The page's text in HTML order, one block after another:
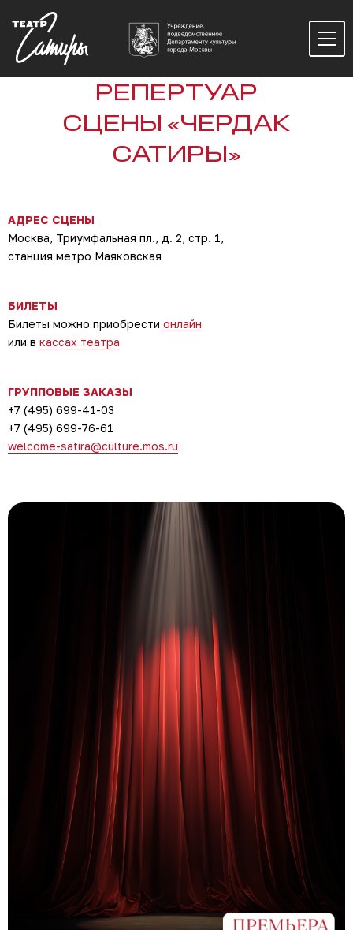
РЕПЕРТУАР
СЦЕНЫ «ЧЕРДАК
САТИРЫ»
АДРЕС СЦЕНЫ
Москва, Триумфальная пл., д. 2, стр. 1,
станция метро Маяковская
БИЛЕТЫ
Билеты можно приобрести онлайн
или в кассах театра
ГРУППОВЫЕ ЗАКАЗЫ
+7 (495) 699-41-03
+7 (495) 699-76-61
welcome-satira@culture.mos.ru